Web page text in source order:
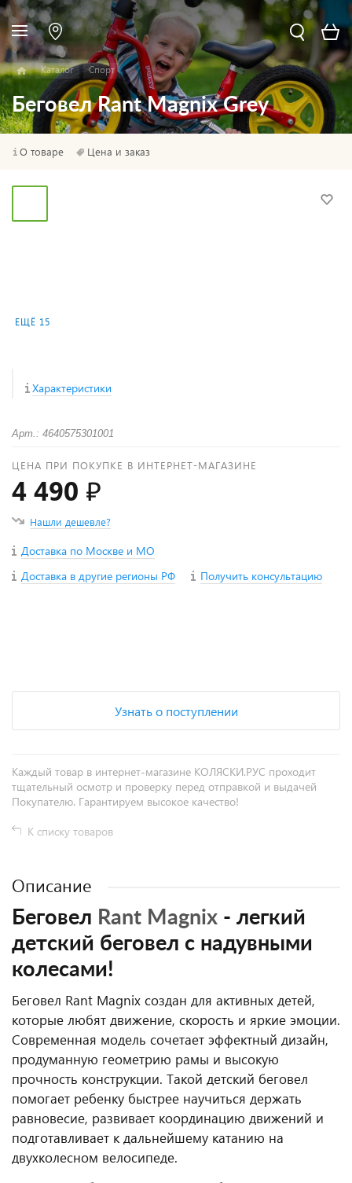
Каталог Спорт
Беговел Rant Magnix Grey
О товаре Цена и заказ
ЕЩЁ 15
Характеристики
Арт.: 4640575301001
ЦЕНА ПРИ ПОКУПКЕ В ИНТЕРНЕТ-МАГАЗИНЕ
4 490 ₽
Нашли дешевле?
Доставка по Москве и МО
Доставка в другие регионы РФ
Получить консультацию
Узнать о поступлении
Каждый товар в интернет-магазине КОЛЯСКИ.РУС проходит
тщательный осмотр и проверку перед отправкой и выдачей
Покупателю. Гарантируем высокое качество!
К списку товаров
Описание
Беговел Rant Magnix - легкий
детский беговел с надувными
колесами!
Беговел Rant Magnix создан для активных детей,
которые любят движение, скорость и яркие эмоции.
Современная модель сочетает эффектный дизайн,
продуманную геометрию рамы и высокую
прочность конструкции. Такой детский беговел
помогает ребенку быстрее научиться держать
равновесие, развивает координацию движений и
подготавливает к дальнейшему катанию на
двухколесном велосипеде.